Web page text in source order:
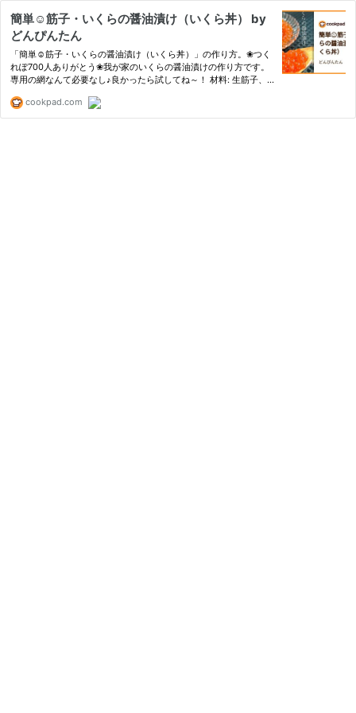
簡単☺筋子・いくらの醤油漬け（いくら丼） by
どんぴんたん
「簡単☺筋子・いくらの醤油漬け（いくら丼）」の作り方。❀つく
れぽ700人ありがとう❀我が家のいくらの醤油漬けの作り方です。
専用の網なんて必要なし♪良かったら試してね～！ 材料: 生筋子、
cookpad.com